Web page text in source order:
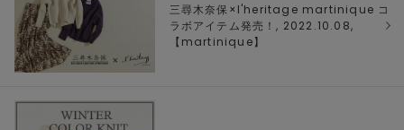
三尋木奈保×l'heritage martinique コ
ラボアイテム発売！, 2022.10.08,
【 martinique】